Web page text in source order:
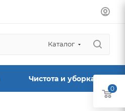
Каталог
Чистота и уборка
0